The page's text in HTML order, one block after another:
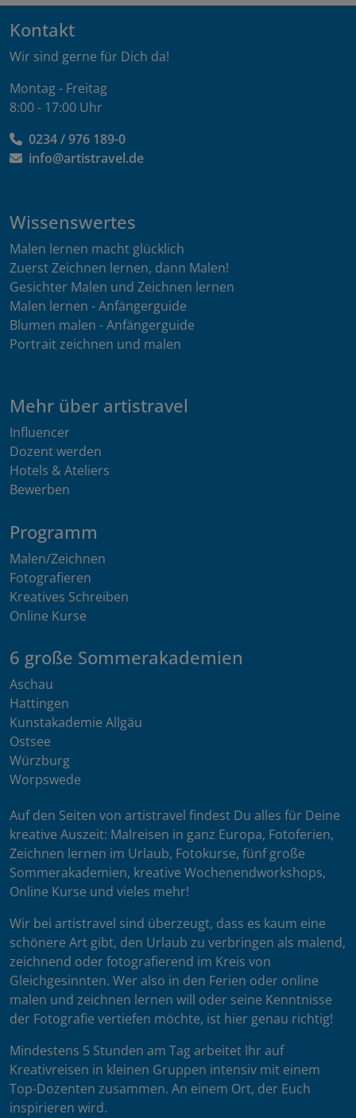
Kontakt
Wir sind gerne für Dich da!
Montag - Freitag
8:00 - 17:00 Uhr
0234 / 976 189-0
info@artistravel.de
Wissenswertes
Malen lernen macht glücklich
Zuerst Zeichnen lernen, dann Malen!
Gesichter Malen und Zeichnen lernen
Malen lernen - Anfängerguide
Blumen malen - Anfängerguide
Portrait zeichnen und malen
Mehr über artistravel
Influencer
Dozent werden
Hotels & Ateliers
Bewerben
Programm
Malen/Zeichnen
Fotografieren
Kreatives Schreiben
Online Kurse
6 große Sommerakademien
Aschau
Hattingen
Kunstakademie Allgäu
Ostsee
Würzburg
Worpswede
Auf den Seiten von artistravel findest Du alles für Deine
kreative Auszeit: Malreisen in ganz Europa, Fotoferien,
Zeichnen lernen im Urlaub, Fotokurse, fünf große
Sommerakademien, kreative Wochenendworkshops,
Online Kurse und vieles mehr!
Wir bei artistravel sind überzeugt, dass es kaum eine
schönere Art gibt, den Urlaub zu verbringen als malend,
zeichnend oder fotografierend im Kreis von
Gleichgesinnten. Wer also in den Ferien oder online
malen und zeichnen lernen will oder seine Kenntnisse
der Fotografie vertiefen möchte, ist hier genau richtig!
Mindestens 5 Stunden am Tag arbeitet Ihr auf
Kreativreisen in kleinen Gruppen intensiv mit einem
Top-Dozenten zusammen. An einem Ort, der Euch
inspirieren wird.